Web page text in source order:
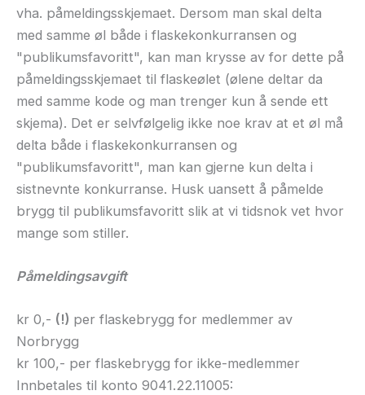
vha. påmeldingsskjemaet. Dersom man skal delta
med samme øl både i flaskekonkurransen og
"publikumsfavoritt", kan man krysse av for dette på
påmeldingsskjemaet til flaskeølet (ølene deltar da
med samme kode og man trenger kun å sende ett
skjema). Det er selvfølgelig ikke noe krav at et øl må
delta både i flaskekonkurransen og
"publikumsfavoritt", man kan gjerne kun delta i
sistnevnte konkurranse. Husk uansett å påmelde
brygg til publikumsfavoritt slik at vi tidsnok vet hvor
mange som stiller.
Påmeldingsavgift
kr 0,- (!) per flaskebrygg for medlemmer av
Norbrygg
kr 100,- per flaskebrygg for ikke-medlemmer
Innbetales til konto 9041.22.11005: